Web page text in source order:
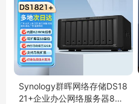
Synology群晖网络存储DS18
21+企业办公网络服务器8盘